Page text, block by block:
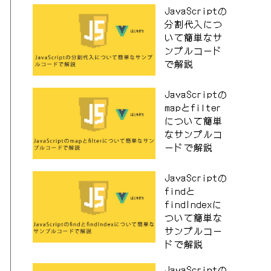
JavaScriptの
分割代入につ
いて簡単なサ
ンプルコード
で解説
JavaScriptの
mapとfilter
について簡単
なサンプルコ
ードで解説
JavaScriptの
findと
findIndexに
ついて簡単な
サンプルコー
ドで解説